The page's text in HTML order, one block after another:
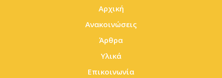
Αρχική
Ανακοινώσεις
Άρθρα
Υλικά
Επικοινωνία